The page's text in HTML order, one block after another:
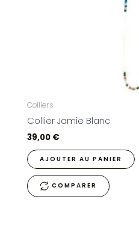
Colliers
Collier Jamie Blanc
39,00 €
AJOUTER AU PANIER
COMPARER